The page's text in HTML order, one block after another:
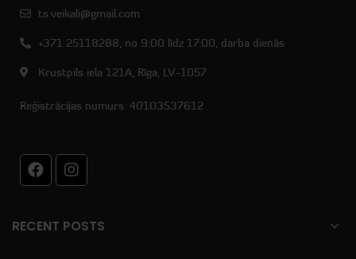
ts.veikali@gmail.com
+371 25118288, no 9:00 līdz 17:00, darba dienās
Krustpils iela 121A, Rīga, LV-1057
Reģistrācijas numurs: 40103537612
RECENT POSTS